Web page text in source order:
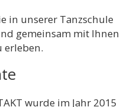
in unserer Tanzschule
gemeinsam mit Ihnen
erleben.
wurde im Jahr 2015